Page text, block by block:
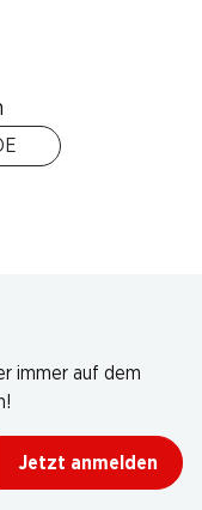
immer auf dem
Jetzt anmelden